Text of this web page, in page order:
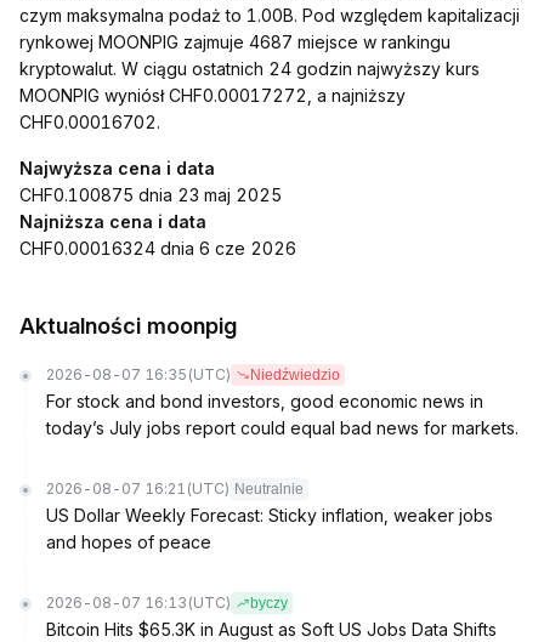
czym maksymalna podaż to 1.00B. Pod względem kapitalizacji
rynkowej MOONPIG zajmuje 4687 miejsce w rankingu
kryptowalut. W ciągu ostatnich 24 godzin najwyższy kurs
MOONPIG wyniósł CHF0.00017272, a najniższy
CHF0.00016702.
Najwyższa cena i data
CHF0.100875 dnia 23 maj 2025
Najniższa cena i data
CHF0.00016324 dnia 6 cze 2026
Aktualności moonpig
2026-08-07 16:35 (UTC) Niedźwiedzio
For stock and bond investors, good economic news in
today’s July jobs report could equal bad news for markets.
2026-08-07 16:21 (UTC) Neutralnie
US Dollar Weekly Forecast: Sticky inflation, weaker jobs
and hopes of peace
2026-08-07 16:13 (UTC) byczy
Bitcoin Hits $65.3K in August as Soft US Jobs Data Shifts